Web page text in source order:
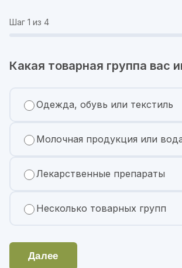
Шаг 1 из 4
Какая товарная группа вас
Одежда, обувь или текстиль
Молочная продукция или
Лекарственные препараты
Несколько товарных групп
Далее